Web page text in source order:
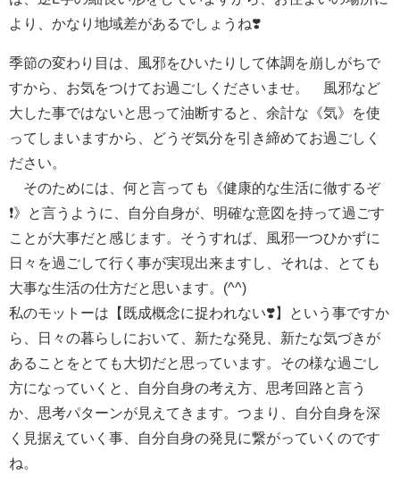
より、かなり地域差があるでしょうね❣️
季節の変わり目は、風邪をひいたりして体調を崩しがちで
すから、お気をつけてお過ごしくださいませ。 風邪など
大した事ではないと思って油断すると、余計な《気》を使
ってしまいますから、どうぞ気分を引き締めてお過ごしく
ださい。
そのためには、何と言っても《健康的な生活に徹するぞ
❗️》と言うように、自分自身が、明確な意図を持って過ごす
ことが大事だと感じます。そうすれば、風邪一つひかずに
日々を過ごして行く事が実現出来ますし、それは、とても
大事な生活の仕方だと思います。(^^)
私のモットーは【既成概念に捉われない❣️】という事ですか
ら、日々の暮らしにおいて、新たな発見、新たな気づきが
あることをとても大切だと思っています。その様な過ごし
方になっていくと、自分自身の考え方、思考回路と言う
か、思考パターンが見えてきます。つまり、自分自身を深
く見据えていく事、自分自身の発見に繋がっていくのです
ね。